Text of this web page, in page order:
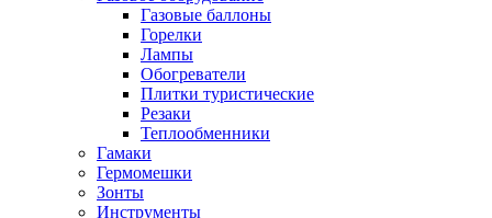
Газовые баллоны
Горелки
Лампы
Обогреватели
Плитки туристические
Резаки
Теплообменники
Гамаки
Гермомешки
Зонты
Инструменты